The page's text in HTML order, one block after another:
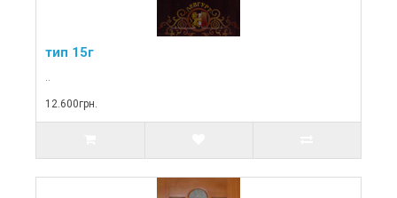
тип 15г
..
12.600грн.